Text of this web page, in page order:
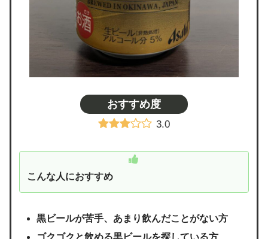
おすすめ度
3.0
こんな人におすすめ
黒ビールが苦手、あまり飲んだことがない方